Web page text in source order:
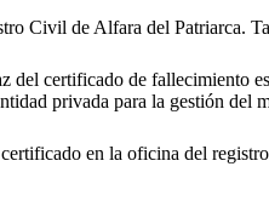
Civil de Alfara del Patriarca.
certificado de fallecimiento
privada para la gestión
en la oficina del